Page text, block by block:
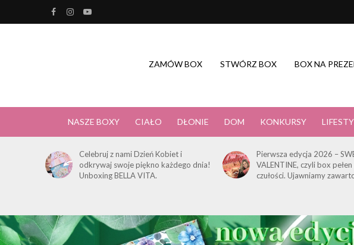
ZAMÓW BOX STWÓRZ BOX BOX NA
NASZE BOXY CIAŁO DŁONIE DOM KONKURSY
Celebruj z nami Dzień Kobiet i
odkrywaj swoje piękno każdego dnia!
Unboxing BELLA VITA.
Pierwsza edycja 2026 –
VALENTINE, czyli box pełen
czułości. Ujawniamy